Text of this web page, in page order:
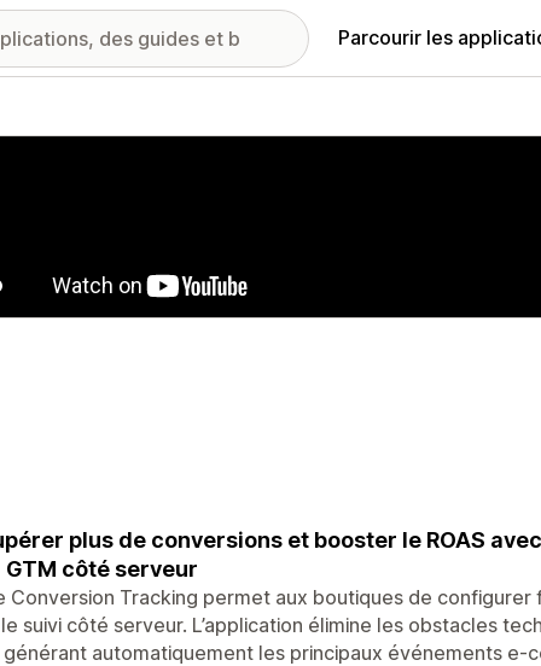
Parcourir les
plus de conversions et booster le ROAS
GTM côté serveur
Conversion Tracking permet aux boutiques de
suivi côté serveur. L’application élimine les obstacles
automatiquement les principaux événements e-